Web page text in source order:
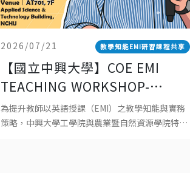
2026/07/21 教學知能EMI研習課程共享
【國立中興大學】COE EMI
TEACHING WORKSHOP-
EXPLORING EFFECTIVE EMI
TEACHING: PRINCIPLES,
為提升教師以英語授課（EMI）之教學知能與實務
策略，中興大學工學院與農業暨自然資源學院特別